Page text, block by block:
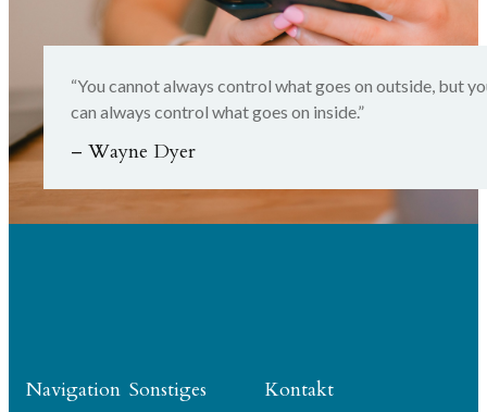
“You cannot always control what goes on outside, but
can always control what goes on inside.”
– Wayne Dyer
Navigation Sonstiges Kontakt